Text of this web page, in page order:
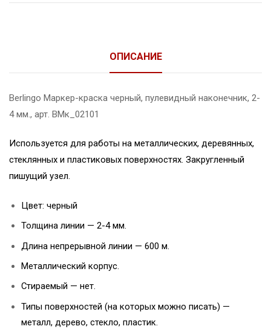
ОПИСАНИЕ
Berlingo Маркер-краска черный, пулевидный наконечник, 2-
4 мм., арт. ВМк_02101
Используется для работы на металлических, деревянных,
стеклянных и пластиковых поверхностях. Закругленный
пишущий узел.
Цвет: черный
Толщина линии — 2-4 мм.
Длина непрерывной линии — 600 м.
Металлический корпус.
Стираемый — нет.
Типы поверхностей (на которых можно писать) —
металл, дерево, стекло, пластик.